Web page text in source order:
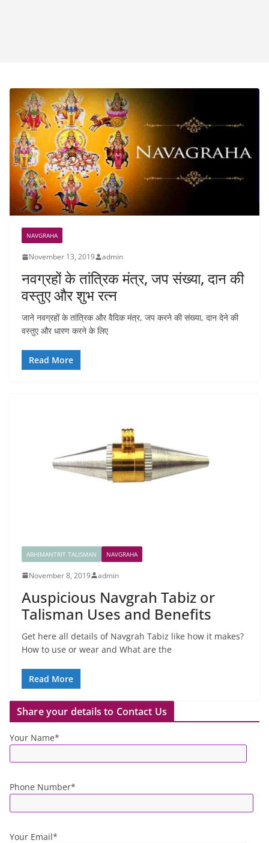
NAVGRAHA
November 13, 2019 admin
नवग्रहों के तांत्रिक मंत्र, जप संख्या, दान की
वस्तुए और शुभ रत्न
जाने नवग्रहों के तांत्रिक और वैदिक मंत्र, जप करने की संख्या, दान देने की
वस्तुए और धारण करने के लिए
Read More
ABHIMANTRIT TALISMAN NAVGRAHA
November 8, 2019 admin
Auspicious Navgrah Tabiz or
Talisman Uses and Benefits
Get here all details of Navgrah Tabiz like how it makes?
How to use or wear and What are the
Read More
Share your details to Contact Us
Your Name*
Phone Number*
Your Email*